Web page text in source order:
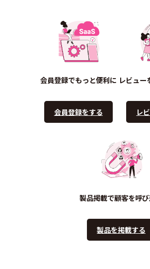
会員登録でもっと便利に
会員登録をする
レビュー
レ
製品掲載で顧客を呼
製品を掲載する